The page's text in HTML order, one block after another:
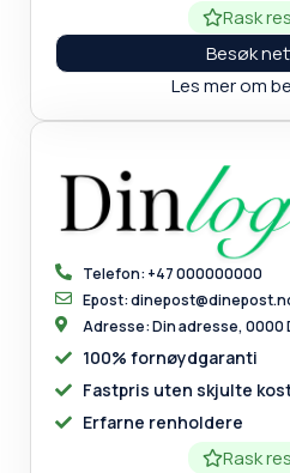
Rask
Besøk
Les mer om
Telefon: +47 000000000
Epost:
Adresse: Din adresse, 0000
100% fornøydgaranti
Fastpris uten skjulte
Erfarne renholdere
Rask